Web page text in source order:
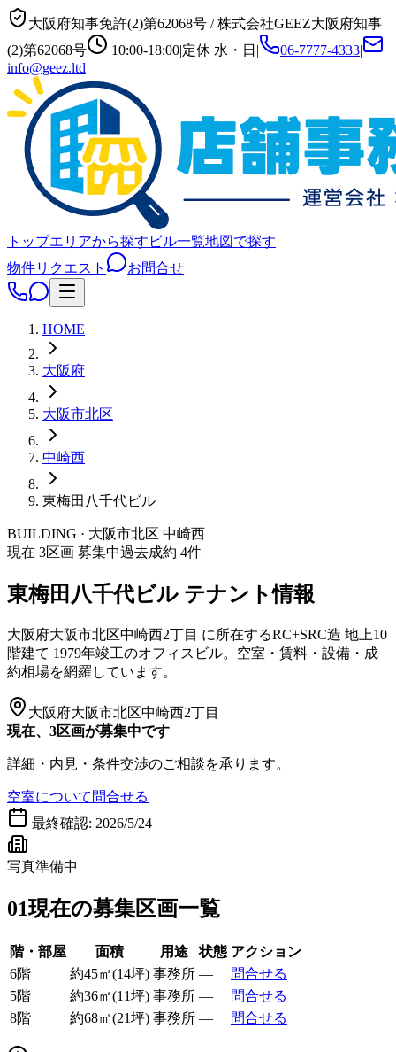
大阪府知事免許(2)第62068号 /株式会社GEEZ大阪府知事
(2)第62068号
10:00-18:00|定休 水・日 | 06-7777-4333|
info@geez.ltd
トップエリアから探す ビル一覧地図で探す
物件リクエスト
お問合せ
HOME
大阪府
大阪市北区
中崎西
東梅田八千代ビル
BUILDING · 大阪市北区 中崎西
現在 3区画 募集中過去成約 4件
東梅田八千代ビル テナント情報
大阪府大阪市北区中崎西2丁目 に所在するRC+SRC造 地上10
階建て 1979年竣工のオフィスビル。空室・賃料・設備・成
約相場を網羅しています。
大阪府大阪市北区中崎西2丁目
現在、3区画が募集中です
詳細・内見・条件交渉のご相談を承ります。
空室について問合せる
最終確認: 2026/5/24
写真準備中
01現在の募集区画一覧
階・部屋 面積 用途 状態 アクション
6階
約45㎡(14坪) 事務所 —
問合せる
5階
約36㎡(11坪) 事務所 —
問合せる
8階
約68㎡(21坪) 事務所 — 問合せる